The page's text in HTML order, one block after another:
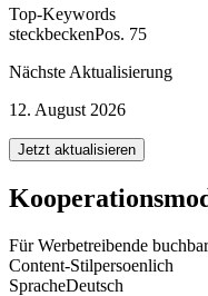
Top-Keywords
steckbeckenPos. 75
Nächste Aktualisierung
12. August 2026
Jetzt aktualisieren
Für Werbetreibende buchbar
Content-Stilpersoenlich
SpracheDeutsch